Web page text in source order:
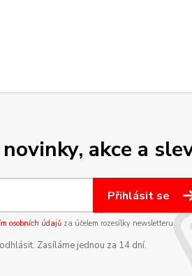
akce a
Přihlásit se
osobních údajůza účelem rozesílky newsletteru.
Zasíláme jednou za 14 dní.